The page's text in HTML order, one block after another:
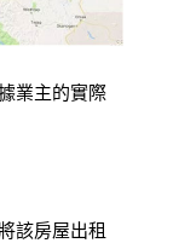
業主的實際
該房屋出租